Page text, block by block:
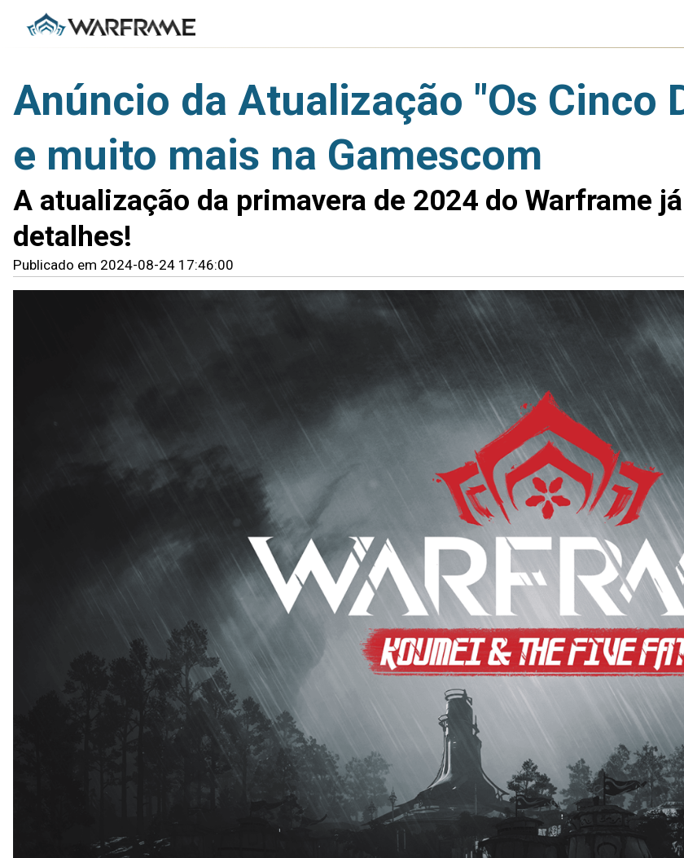
Anúncio da Atualização "Os Cinco
e muito mais na Gamescom
A atualização da primavera de 2024 do Warframe
detalhes!
Publicado em 2024-08-24 17:46:00